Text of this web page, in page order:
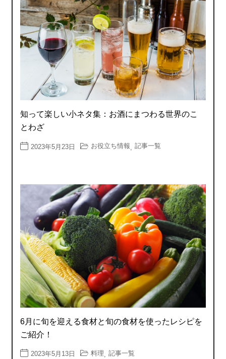
知って楽しい小ネタ集：お酒にまつわる世界のこ
とわざ
2023年5月23日 お役立ち情報 記事一覧
6月に旬を迎える食材と旬の食材を使ったレシピを
ご紹介！
2023年5月13日 料理, 記事一覧